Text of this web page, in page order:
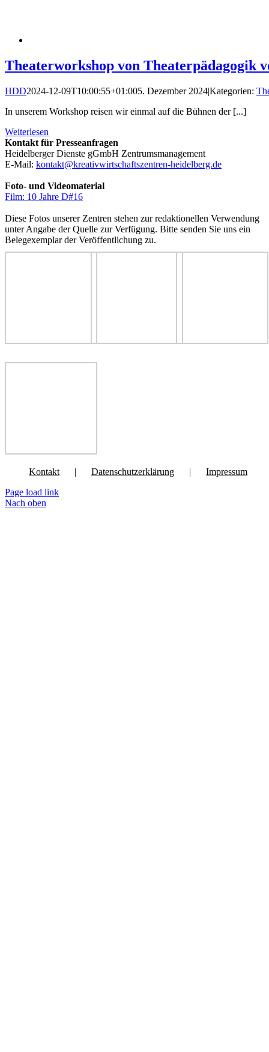
Theaterworkshop von Theaterpädagogik
HDD2024-12-09T10:00:55+01:005. Dezember 2024|Kategorien:
In unserem Workshop reisen wir einmal auf die Bühnen der [...]
Weiterlesen
Kontakt für Presseanfragen
Heidelberger Dienste gGmbH Zentrumsmanagement
E-Mail: kontakt@kreativwirtschaftszentren-heidelberg.de
Foto- und Videomaterial
Film: 10 Jahre D#16
Diese Fotos unserer Zentren stehen zur redaktionellen Verwendung
unter Angabe der Quelle zur Verfügung. Bitte senden Sie uns ein
Belegexemplar der Veröffentlichung zu.
Kontakt Datenschutzerklärung
Impressum
Page load link
Nach oben